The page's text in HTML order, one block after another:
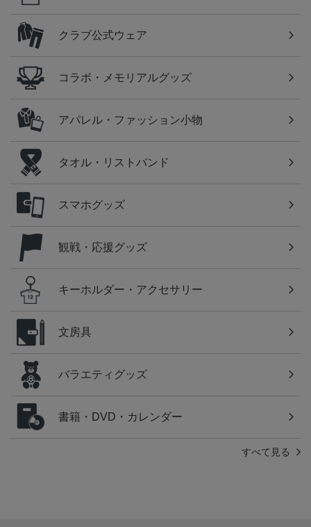
クラブ公式ウェア
コラボ・メモリアルグッズ
アパレル・ファッション小物
タオル・リストバンド
スマホグッズ
観戦・応援グッズ
キーホルダー・アクセサリー
文房具
バラエティグッズ
書籍・DVD・カレンダー
すべて見る